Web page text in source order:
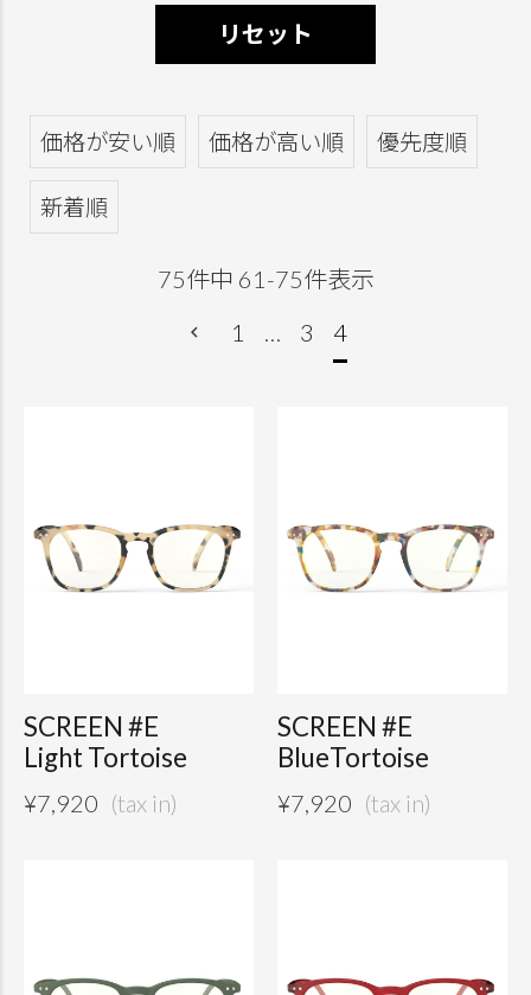
リセット
価格が安い順 価格が高い順 優先度順
新着順
75件中 61 -75件表示
1
3 4
SCREEN #E
Light Tortoise
¥7,920
SCREEN #E
BlueTortoise
¥7,920